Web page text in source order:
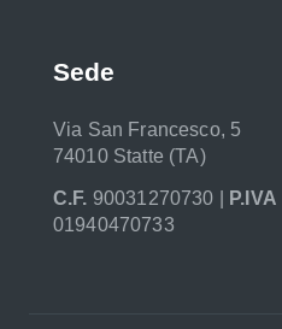
Sede
Via San Francesco, 5
74010 Statte (TA)
C.F. 90031270730 |
P.IVA
01940470733